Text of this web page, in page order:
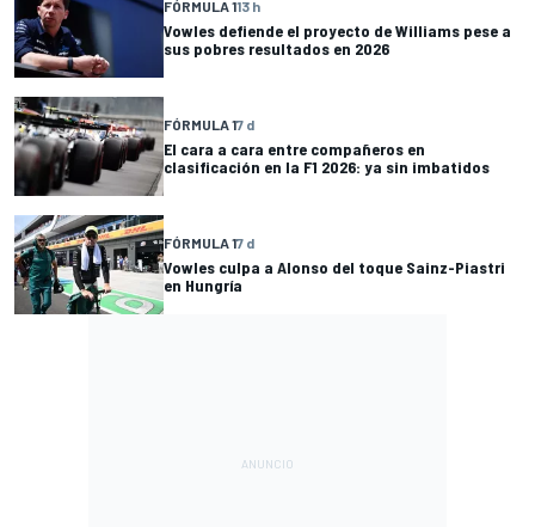
FÓRMULA 113 h
Vowles defiende el proyecto de Williams pese a
sus pobres resultados en 2026
FÓRMULA 17 d
El cara a cara entre compañeros en
clasificación en la F1 2026: ya sin imbatidos
FÓRMULA 17 d
Vowles culpa a Alonso del toque Sainz-Piastri
en Hungría